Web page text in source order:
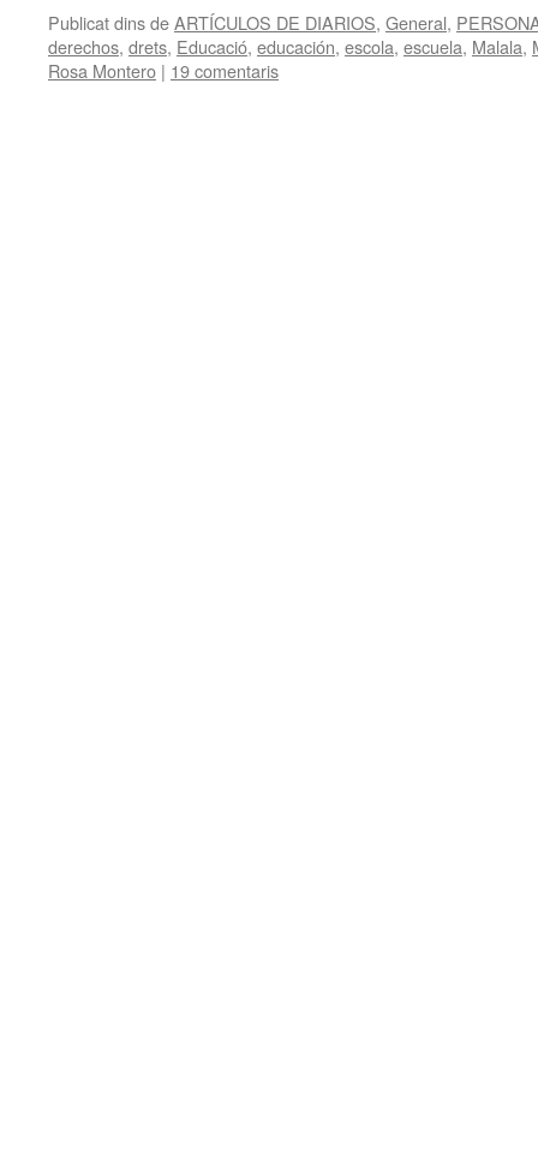
Publicat dins deARTÍCULOS DE DIARIOS, General,
derechos, drets, Educació, educación, escola, escuela, Malala,
Rosa Montero | 19 comentaris